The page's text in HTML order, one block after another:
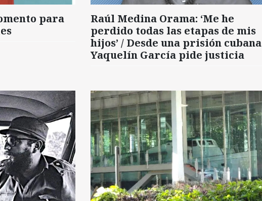
para
Raúl Medina Orama: ‘Me he
perdido todas las etapas de mis
hijos’ / Desde una prisión cubana
Yaquelín García pide justicia